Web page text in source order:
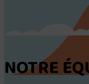
NOTRE